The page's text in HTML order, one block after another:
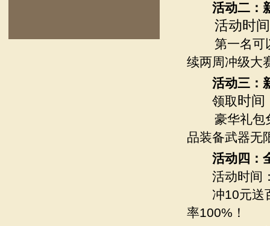
活动二：
活动时
第一名可
续两周冲级
活动三：
领取时间
豪华礼包
品装备武器无
活动四：
活动时间
冲10元送百
率100%！